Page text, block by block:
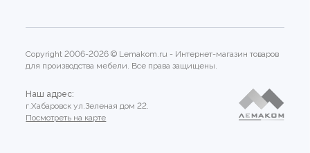
Copyright 2006-2026 © Lemakom.ru - Интернет-магазин товаров
для производства мебели. Все права защищены.
Наш адрес:
г.Хабаровск ул.Зеленая дом 22.
Посмотреть на карте